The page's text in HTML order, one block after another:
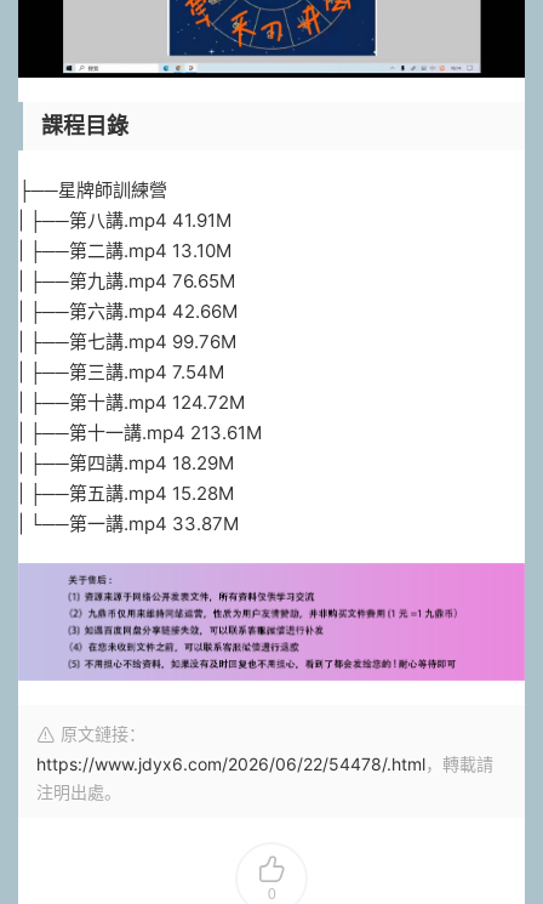
課程目錄
├──星牌師訓練營
| ├──第八講.mp4 41.91M
| ├──第二講.mp4 13.10M
| ├──第九講.mp4 76.65M
| ├──第六講.mp4 42.66M
| ├──第七講.mp4 99.76M
| ├──第三講.mp4 7.54M
| ├──第十講.mp4 124.72M
| ├──第十一講.mp4 213.61M
| ├──第四講.mp4 18.29M
| ├──第五講.mp4 15.28M
| └──第一講.mp4 33.87M
原文鏈接：
https://www.jdyx6.com/2026/06/22/54478/.html，轉載請
注明出處。
0